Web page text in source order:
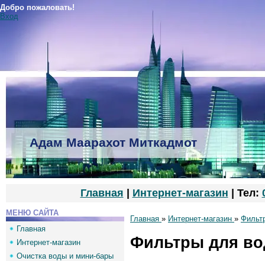
Добро пожаловать!
Вход
Адам Маарахот Миткадмот
Главная Интернет-магазин | Тел:
МЕНЮ САЙТА
Главная
Интернет-магазин
Очистка воды и мини-бары
Главная » Интернет-магазин »
Фильтры для